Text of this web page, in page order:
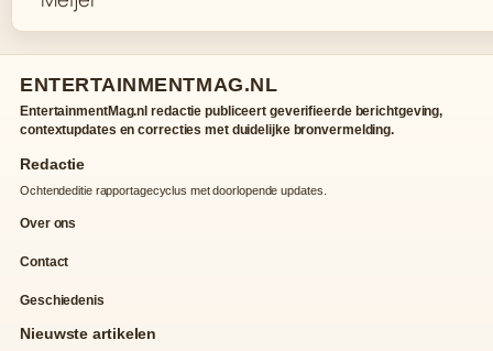
ENTERTAINMENTMAG.NL
EntertainmentMag.nl redactie publiceert geverifieerde berichtgeving,
contextupdates en correcties met duidelijke bronvermelding.
Redactie
Ochtendeditie rapportagecyclus met doorlopende updates.
Over ons
Contact
Geschiedenis
Nieuwste artikelen